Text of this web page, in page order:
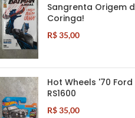
Sangrenta Origem
Coringa!
R$35,00
Hot Wheels '70 Ford
RS1600
R$35,00